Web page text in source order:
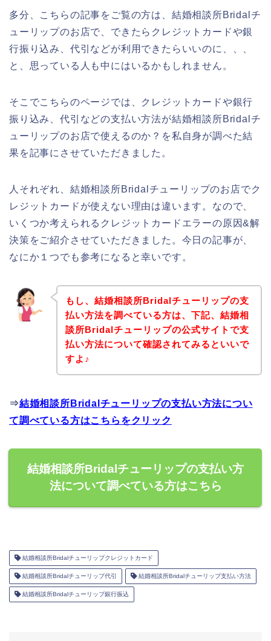
多分、こちらの記事をご覧の方は、結婚相談所Bridalチ
ューリップのお店で、できたらクレジットカードや銀
行振り込み、代引などが利用できたらいいのに、、、
と、思っている人も中にはいるかもしれません。
そこでこちらのページでは、クレジットカードや銀行
振り込み、代引などの支払い方法が結婚相談所Bridalチ
ューリップのお店で使えるのか？を私自身が調べた結
果を記事にさせていただきました。
人それぞれ、結婚相談所Bridalチューリップのお店でク
レジットカードが使えない理由は違います。なので、
いくつか考えられるクレジットカードエラーの原因&解
決策をご紹介させていただきました。今日の記事が、
なにか１つでも参考になると幸いです。
もし、結婚相談所Bridalチューリップの支
払い方法を調べている方は、下記、結婚相
談所Bridalチューリップの公式サイトで支
払い方法について確認されてみるといいで
すよ♪
⇒結婚相談所Bridalチューリップの支払い方法につい
て調べている方はこちらをクリック
結婚相談所Bridalチューリップの支払い方
法について調べている方はこちら
結婚相談所Bridalチューリップクレジットカード
結婚相談所Bridalチューリップ代引 結婚相談所Bridalチューリップ支払い方法
結婚相談所Bridalチューリップ銀行振込